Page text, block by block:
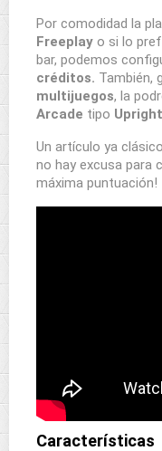
Por comodidad la
Freeplay o si lo
bar, podemos
créditos. También,
multijuegos, la
Arcade tipo Upright
Un artículo ya
no hay excusa para
máxima puntuación!
Características